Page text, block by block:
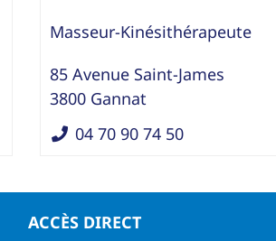
Masseur-Kinésithérapeute
85 Avenue Saint-James
3800 Gannat
04 70 90 74 50
ACCÈS DIRECT